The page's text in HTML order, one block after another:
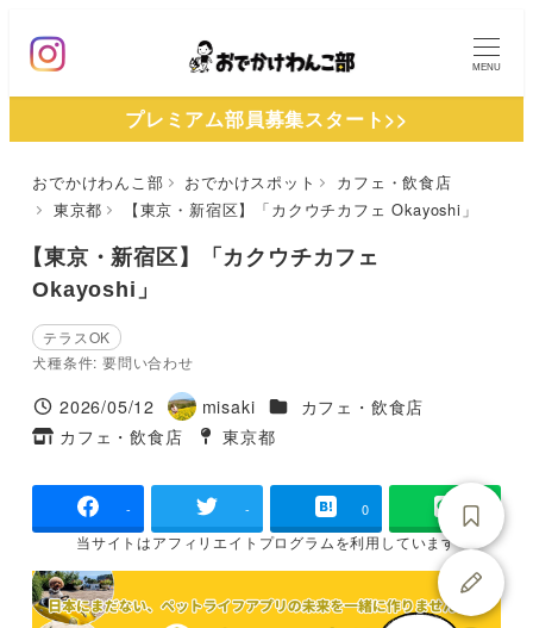
ン
MENU
プレミアム部員募集スタート>>
おでかけわんこ部 おでかけスポット
カフェ・飲食店
東京都
【東京・新宿区】「カクウチカフェ Okayoshi」
【東京・新宿区】「カクウチカフェ
Okayoshi」
テラスOK
犬種条件: 要問い合わせ
投稿日
2026/05/12
著
者
misaki 施設ジャンル
カフェ・飲食店
タグ
カフェ・飲食店
タグ
東京都
- - 0
当サイトはアフィリエイトプログラムを利用しています